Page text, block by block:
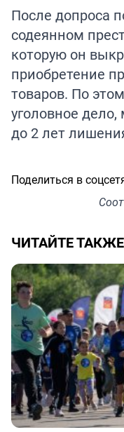
После допроса
содеянном
которую он
приобретение
товаров. По
уголовное
до 2 лет
Поделиться в
ЧИТАЙТЕ ТАКЖЕ